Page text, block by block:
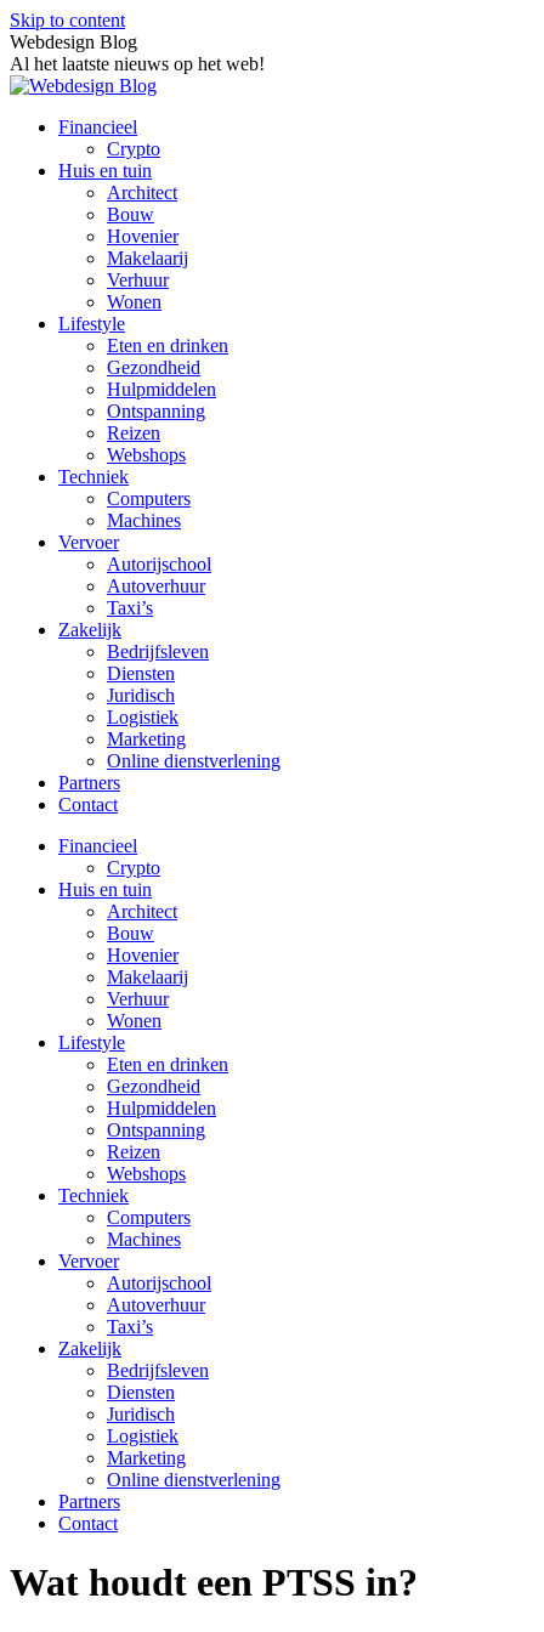
Skip to content
Webdesign Blog
Al het laatste nieuws op het web!
Financieel
Crypto
Huis en tuin
Architect
Bouw
Hovenier
Makelaarij
Verhuur
Wonen
Lifestyle
Eten en drinken
Gezondheid
Hulpmiddelen
Ontspanning
Reizen
Webshops
Techniek
Computers
Machines
Vervoer
Autorijschool
Autoverhuur
Taxi’s
Zakelijk
Bedrijfsleven
Diensten
Juridisch
Logistiek
Marketing
Online dienstverlening
Partners
Contact
Financieel
Crypto
Huis en tuin
Architect
Bouw
Hovenier
Makelaarij
Verhuur
Wonen
Lifestyle
Eten en drinken
Gezondheid
Hulpmiddelen
Ontspanning
Reizen
Webshops
Techniek
Computers
Machines
Vervoer
Autorijschool
Autoverhuur
Taxi’s
Zakelijk
Bedrijfsleven
Diensten
Juridisch
Logistiek
Marketing
Online dienstverlening
Partners
Contact
Wat houdt een PTSS in?